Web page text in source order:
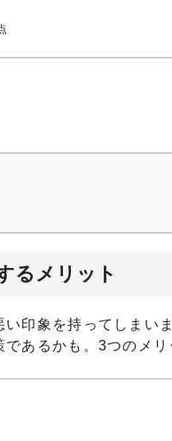
るメリット
印象を持ってしまい
あるかも。3つのメ